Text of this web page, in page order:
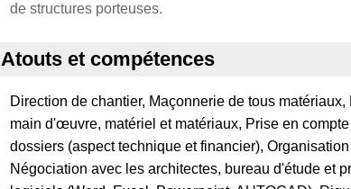
de structures porteuses.
Atouts et compétences
Direction de chantier, Maçonnerie de tous
main d'œuvre, matériel et matériaux, Prise en
dossiers (aspect technique et financier),
Négociation avec les architectes, bureau d'étude et